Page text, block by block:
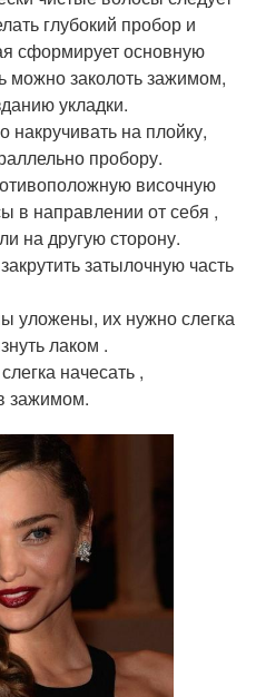
глубокий пробор и
сформирует основную
можно заколоть зажимом,
укладки.
накручивать на плойку,
пробору.
височную
в направлении от себя ,
на другую сторону.
затылочную часть
уложены, их нужно слегка
лаком .
начесать ,
зажимом.